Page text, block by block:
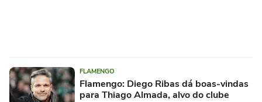
FLAMENGO
Flamengo: Diego Ribas dá boas-vindas
para Thiago Almada, alvo do clube